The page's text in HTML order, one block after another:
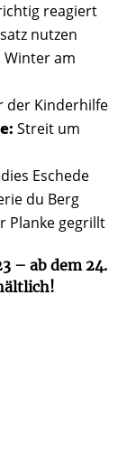
reagiert
nutzen
Winter am
der Kinderhilfe
Streit um
Eschede
du Berg
Planke gegrillt
– ab dem 24.